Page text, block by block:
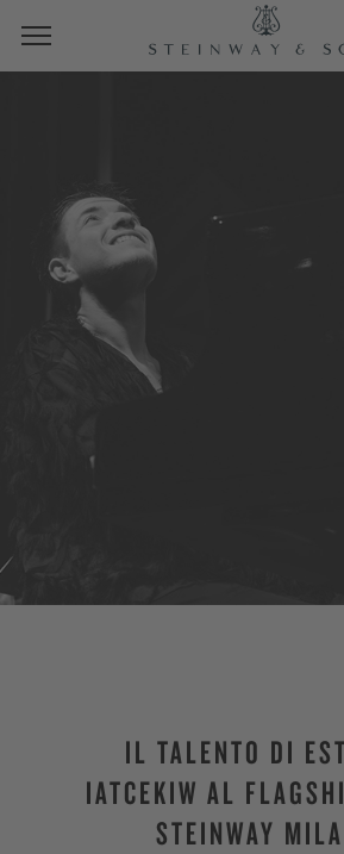
IL TALENTO DI
IATCEKIW AL
STEINWAY